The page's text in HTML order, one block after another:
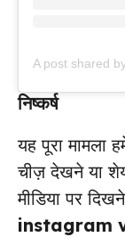
निष्कर्ष
यह पूरा मामला
चीज़ देखने या
मीडिया पर
instagram